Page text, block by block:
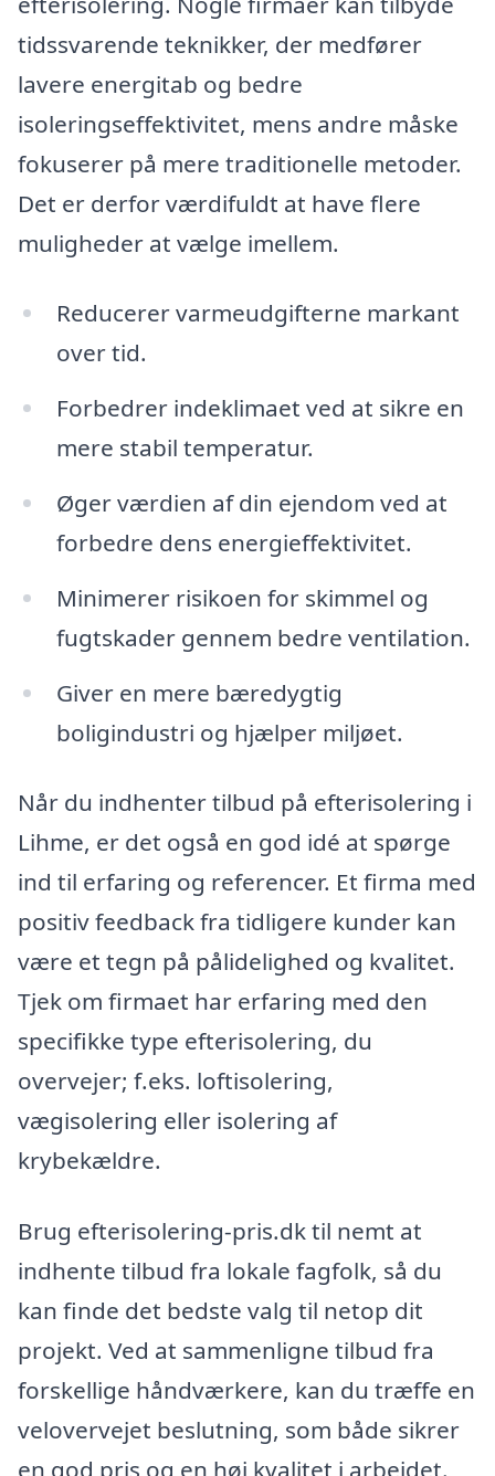
tidssvarende teknikker, der medfører
lavere energitab og bedre
isoleringseffektivitet, mens andre måske
fokuserer på mere traditionelle metoder.
Det er derfor værdifuldt at have flere
muligheder at vælge imellem.
Reducerer varmeudgifterne markant
over tid.
Forbedrer indeklimaet ved at sikre en
mere stabil temperatur.
Øger værdien af din ejendom ved at
forbedre dens energieffektivitet.
Minimerer risikoen for skimmel og
fugtskader gennem bedre ventilation.
Giver en mere bæredygtig
boligindustri og hjælper miljøet.
Når du indhenter tilbud på efterisolering i
Lihme, er det også en god idé at spørge
ind til erfaring og referencer. Et firma med
positiv feedback fra tidligere kunder kan
være et tegn på pålidelighed og kvalitet.
Tjek om firmaet har erfaring med den
specifikke type efterisolering, du
overvejer; f.eks. loftisolering,
vægisolering eller isolering af
krybekældre.
Brug efterisolering-pris.dk til nemt at
indhente tilbud fra lokale fagfolk, så du
kan finde det bedste valg til netop dit
projekt. Ved at sammenligne tilbud fra
forskellige håndværkere, kan du træffe en
velovervejet beslutning, som både sikrer
en god pris og en høj kvalitet i arbejdet.